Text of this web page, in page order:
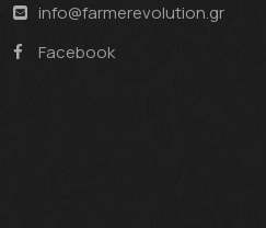
info@farmerevolution.gr
Facebook